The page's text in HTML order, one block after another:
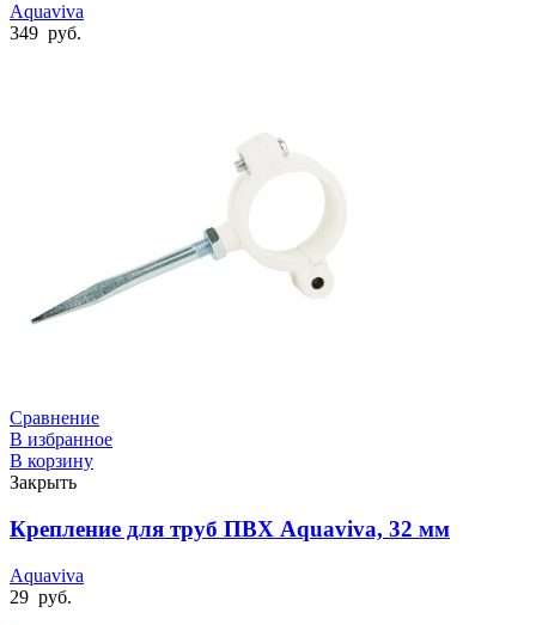
Aquaviva
349 руб.
Сравнение
В избранное
В корзину
Закрыть
Крепление для труб ПВХ Aquaviva, 32 мм
Aquaviva
29 руб.